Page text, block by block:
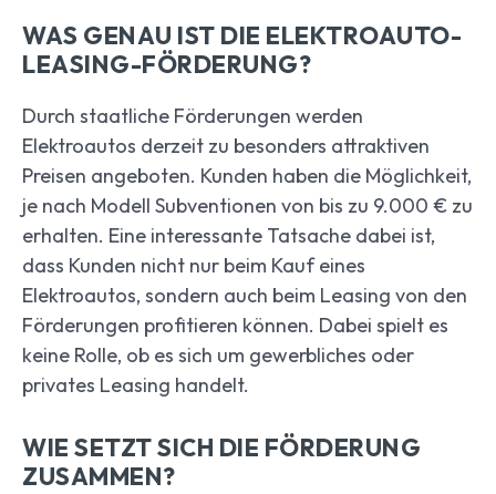
WAS GENAU IST DIE ELEKTROAUTO-
LEASING-FÖRDERUNG?
Durch staatliche Förderungen werden
Elektroautos derzeit zu besonders attraktiven
Preisen angeboten. Kunden haben die Möglichkeit,
je nach Modell Subventionen von bis zu 9.000 € zu
erhalten. Eine interessante Tatsache dabei ist,
dass Kunden nicht nur beim Kauf eines
Elektroautos, sondern auch beim Leasing von den
Förderungen profitieren können. Dabei spielt es
keine Rolle, ob es sich um gewerbliches oder
privates Leasing handelt.
WIE SETZT SICH DIE FÖRDERUNG
ZUSAMMEN?